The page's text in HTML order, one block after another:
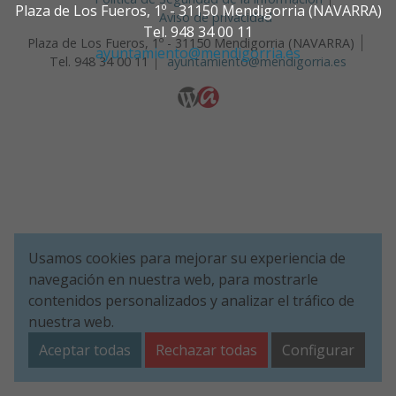
Plaza de Los Fueros, 1º - 31150 Mendigorria (NAVARRA)
Tel. 948 34 00 11
ayuntamiento@mendigorria.es
Aviso de privacidad
Plaza de Los Fueros, 1º - 31150 Mendigorria (NAVARRA)
Tel. 948 34 00 11
ayuntamiento@mendigorria.es
Usamos cookies para mejorar su experiencia de
navegación en nuestra web, para mostrarle
contenidos personalizados y analizar el tráfico de
nuestra web.
Aceptar todas
Rechazar todas Configurar